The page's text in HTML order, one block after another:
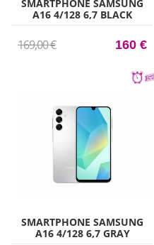
SMARTPHONE SAMSUNG
A16 4/128 6,7 BLACK
169,00 € 160 €
SMARTPHONE SAMSUNG
A16 4/128 6,7 GRAY